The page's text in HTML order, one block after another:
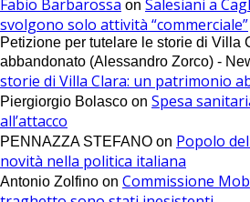
Fabio Barbarossa on Salesiani a
svolgono solo attività “commerciale”
Petizione per tutelare le storie di Villa
abbandonato (Alessandro Zorco) -
storie di Villa Clara: un patrimonio
Piergiorgio Bolasco on Spesa
all’attacco
PENNAZZA STEFANO on Popolo
novità nella politica italiana
Antonio Zolfino on Commissione